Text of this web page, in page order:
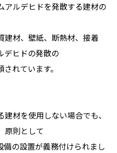
アルデヒドを発散する建材の
建材、壁紙、断熱材、接着
デヒドの発散の
れています。
材を使用しない場合でも、
原則として
の設置が義務付けられまし